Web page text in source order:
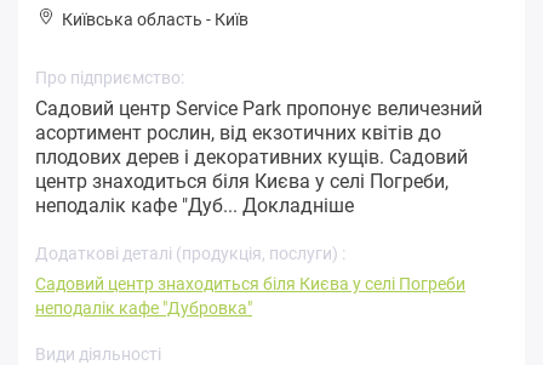
Київська область - Київ
Про підприємство:
Садовий центр Service Park пропонує величезний
асортимент рослин, від екзотичних квітів до
плодових дерев і декоративних кущів. Садовий
центр знаходиться біля Києва у селі Погреби,
неподалік кафе "Дуб... Докладніше
Додаткові деталі (продукція, послуги) :
Садовий центр знаходиться біля Києва у селі Погреби
неподалік кафе "Дубровка"
Види діяльності